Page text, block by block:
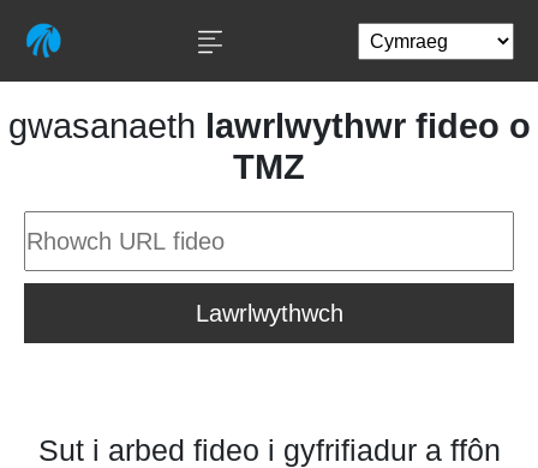
gwasanaeth lawrlwythwr fideo o
TMZ
Lawrlwythwch
Sut i arbed fideo i gyfrifiadur a ffôn